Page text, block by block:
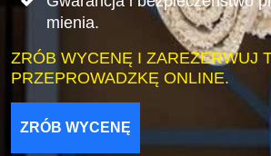
mienia.
ZRÓB WYCENĘ I ZAREZERWUJ
PRZEPROWADZKĘ ONLINE.
ZRÓB WYCENĘ